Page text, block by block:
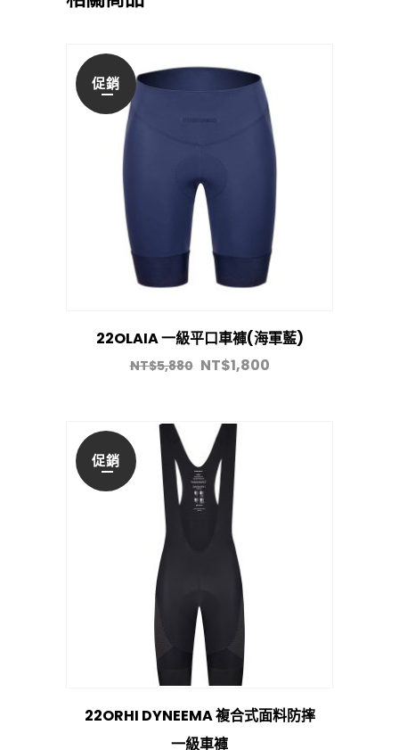
促銷
22OLAIA 一級平口車褲(海軍藍)
NT$5,880 NT$1,800
促銷
22ORHI DYNEEMA 複合式面料防摔
一級車褲